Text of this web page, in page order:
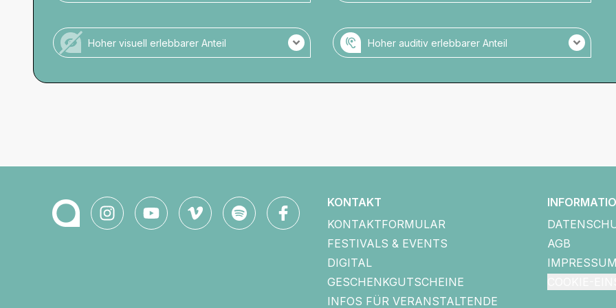
Hoher visuell erlebbarer Anteil Hoher auditiv erlebbarer Anteil
KONTAKT
KONTAKTFORMULAR
FESTIVALS & EVENTS
DIGITAL
GESCHENKGUTSCHEINE
INFOS FÜR VERANSTALTENDE
AGB